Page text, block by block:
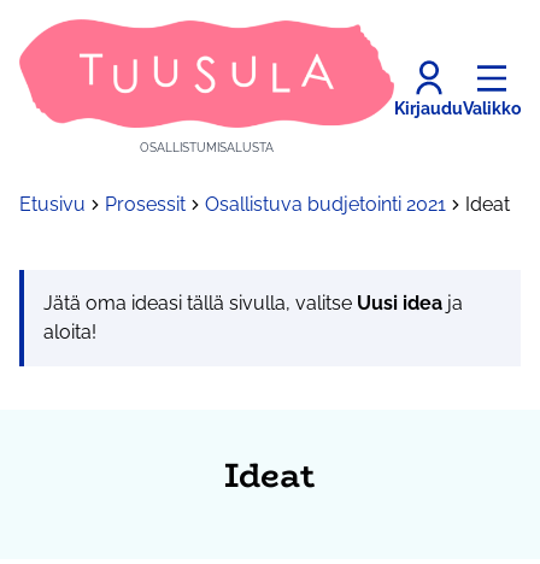
OSALLISTUMISALUSTA
KirjauduValikko
Etusivu Prosessit Osallistuva budjetointi 2021 Ideat
Jätä oma ideasi tällä sivulla, valitse Uusi idea ja
aloita!
Ideat